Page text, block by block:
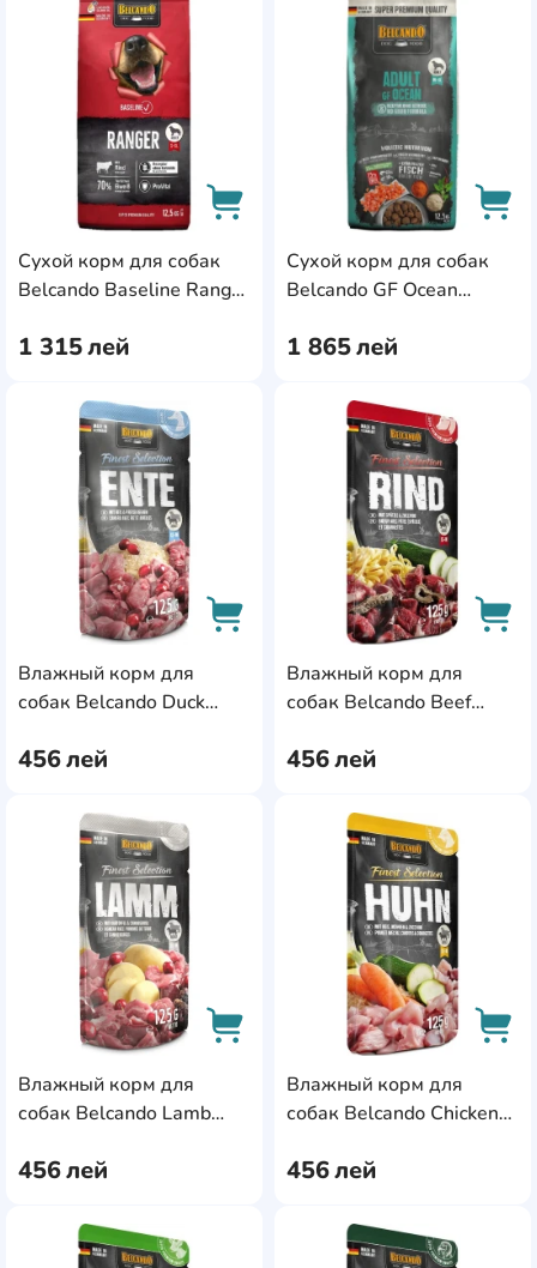
Сухой корм для собак
Belcando Baseline Ranger
1 315лей
AddCardToFavourite
AddCardToCart
Сухой корм для собак
Belcando GF Ocean
1 865лей
Влажный корм для
собак Belcando Duck
456лей
AddCardToFavourite
AddCardToCart
Влажный корм для
собак Belcando Beef
456лей
Влажный корм для
собак Belcando Lamb
456лей
AddCardToFavourite
AddCardToCart
Влажный корм для
собак Belcando Chicken
456лей
AddCardToFavourite